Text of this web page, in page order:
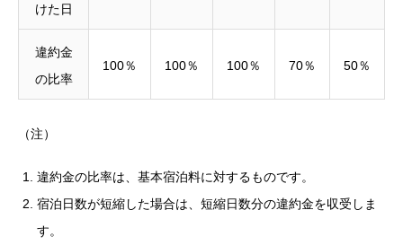
けた日
違約金
の比率
100％ 100％ 100％ 70％ 50％
（注）
違約金の比率は、基本宿泊料に対するものです。
宿泊日数が短縮した場合は、短縮日数分の違約金を収受しま
す。